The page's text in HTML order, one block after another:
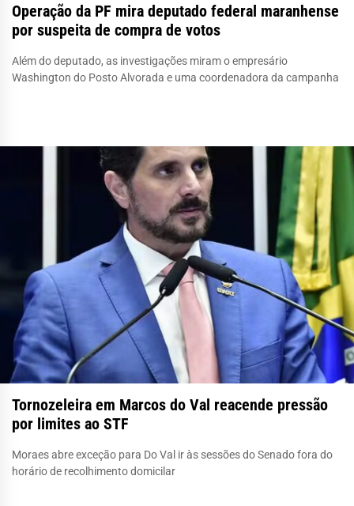
Operação da PF mira deputado federal maranhense
por suspeita de compra de votos
Além do deputado, as investigações miram o empresário
Washington do Posto Alvorada e uma coordenadora da campanha
Tornozeleira em Marcos do Val reacende pressão
por limites ao STF
Moraes abre exceção para Do Val ir às sessões do Senado fora do
horário de recolhimento domicilar